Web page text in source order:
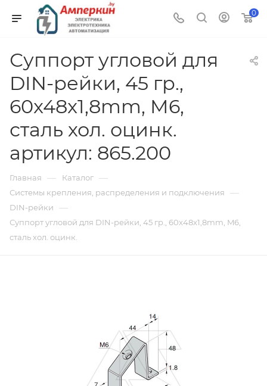
0
Суппорт угловой для
DIN-рейки, 45 гр.,
60x48x1,8mm, M6,
сталь хол. оцинк.
артикул: 865.200
Главная — Каталог —
Системы крепления, распределения и подключения —
DIN-рейки —
Суппорт угловой для DIN-рейки, 45 гр., 60x48x1,8mm, M6,
сталь хол. оцинк.